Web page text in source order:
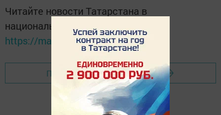
Читайте новости Татарстана в
национальном мессенджере MАХ:
https://max.ru/tatmedia
Перейти на страницу новости